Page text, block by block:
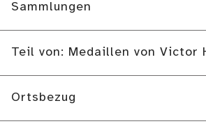
Sammlungen
Teil von: Medaillen von Victor
Ortsbezug